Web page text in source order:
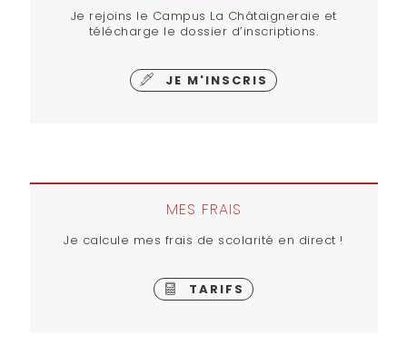
Je rejoins le Campus La Châtaigneraie et
télécharge le dossier d’inscriptions.
JE M'INSCRIS
MES FRAIS
Je calcule mes frais de scolarité en direct !
TARIFS